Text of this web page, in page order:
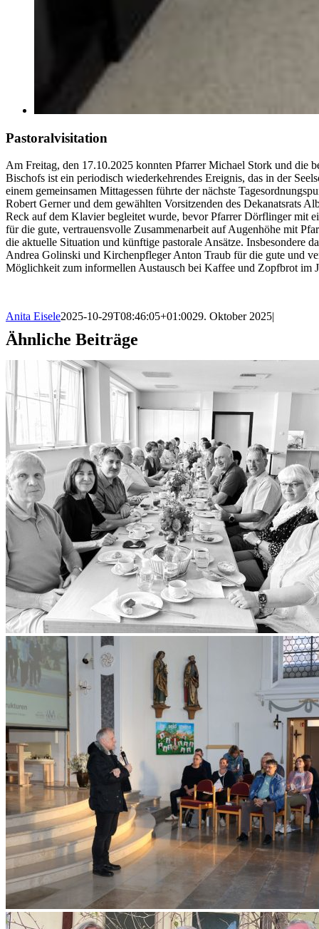
Pastoralvisitation
Am Freitag, den 17.10.2025 konnten Pfarrer Michael Stork und die
Bischofs ist ein periodisch wiederkehrendes Ereignis, das in der
einem gemeinsamen Mittagessen führte der nächste
Robert Gerner und dem gewählten Vorsitzenden des Dekanatsrats
Reck auf dem Klavier begleitet wurde, bevor Pfarrer Dörflinger mit
für die gute, vertrauensvolle Zusammenarbeit auf Augenhöhe mit
die aktuelle Situation und künftige pastorale Ansätze. Insbesondere
Andrea Golinski und Kirchenpfleger Anton Traub für die gute und
Möglichkeit zum informellen Austausch bei Kaffee und Zopfbrot im
Anita Eisele2025-10-29T08:46:05+01:0029. Oktober 2025|
Ähnliche Beiträge